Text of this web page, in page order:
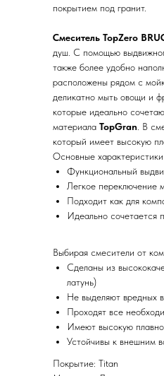
покрытием под гранит.
Смеситель TopZero
душ. С помощью
также более удобно
расположены рядом с
деликатно мыть овощи и
которые идеально
материала TopGran . В
который имеет высокую
Основные характеристики
Функциональный
Легкое переключение
Подходит как для
Идеально сочетается
Выбирая смесители от
Сделаны из
латунь)
Не выделяют вредных
Проходят все
Имеют высокую
Устойчивы к внешним
Покрытие: Titan